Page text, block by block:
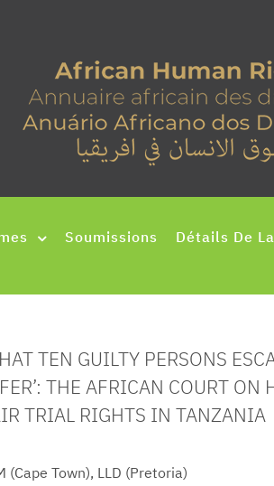
Soumissions Détails De
TEN GUILTY PERSONS
THE AFRICAN COURT ON
TRIAL RIGHTS IN TANZANIA
(Cape Town), LLD (Pretoria)